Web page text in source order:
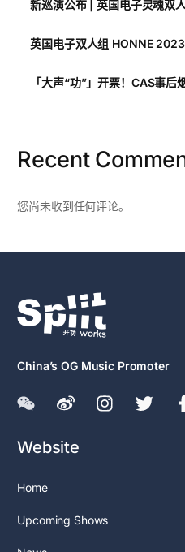
新巡演公布 | 英国电子灵魂双
英国电子双人组 HONNE
「大声“功”」开票！CAS事
Recent
您尚未收到任何评论。
China’s OG Music Promoter
Website
Home
Upcoming Shows